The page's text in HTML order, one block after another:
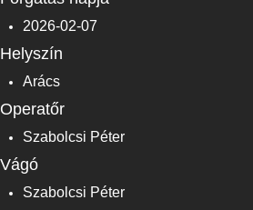
2026-02-07
Helyszín
Arács
Operatőr
Szabolcsi Péter
Vágó
Szabolcsi Péter